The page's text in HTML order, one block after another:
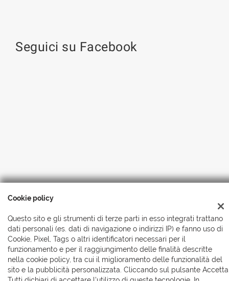
Seguici su Facebook
riservati- Leggi l'informativa sulla privacy- Cookie Policy
Cookie policy
Questo sito e gli strumenti di terze parti in esso integrati trattano
dati personali (es. dati di navigazione o indirizzi IP) e fanno uso di
Cookie, Pixel, Tags o altri identificatori necessari per il
funzionamento e per il raggiungimento delle finalità descritte
nella cookie policy, tra cui il miglioramento delle funzionalità del
sito e la pubblicità personalizzata. Cliccando sul pulsante Accetta